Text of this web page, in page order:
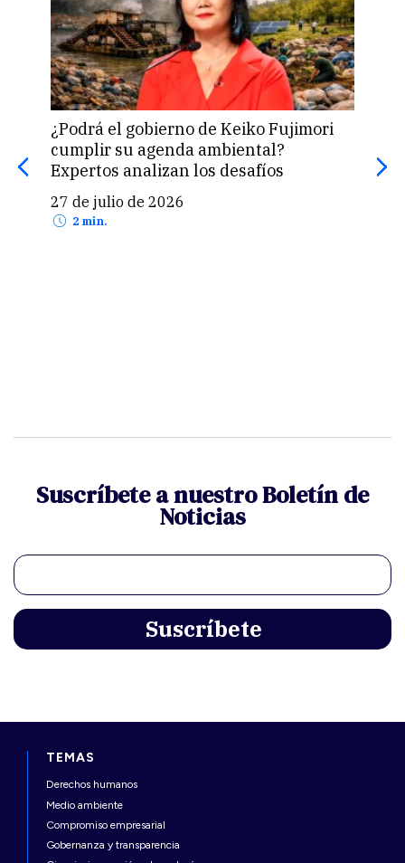
¿Podrá el gobierno de Keiko Fujimori
cumplir su agenda ambiental?
Expertos analizan los desafíos
27 de julio de 2026
2 min.
Suscríbete a nuestro Boletín de
Noticias
TEMAS
Derechos humanos
Medio ambiente
Compromiso empresarial
Gobernanza y transparencia